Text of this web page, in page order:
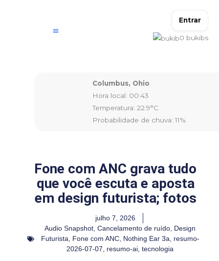
Entrar
0 bukibs
Columbus, Ohio
Hora local: 00:43
Temperatura: 22.9°C
Probabilidade de chuva: 11%
Fone com ANC grava tudo
que você escuta e aposta
em design futurista; fotos
julho 7, 2026
Audio Snapshot, Cancelamento de ruído, Design
Futurista, Fone com ANC, Nothing Ear 3a, resumo-
2026-07-07, resumo-ai, tecnologia